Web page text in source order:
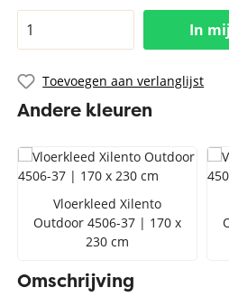
In
Toevoegen aan verlanglijst
Andere kleuren
Vloerkleed Xilento
Outdoor 4506-37 | 170 x
230 cm
Omschrijving